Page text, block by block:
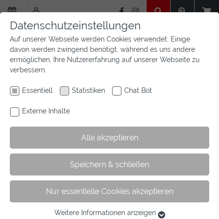
Zum
Hauptinhalt
springen
Sie
hier:
Startseite Aktuelles Newsfeed
Deutsche Jugendmeisterschaften
Vielseitigkeit
Datenschutzeinstellungen
Auf unserer Webseite werden Cookies verwendet. Einige
davon werden zwingend benötigt, während es uns andere
ermöglichen, Ihre Nutzererfahrung auf unserer Webseite zu
verbessern.
Essentiell Statistiken Chat Bot
Externe Inhalte
Alle akzeptieren
Speichern & schließen
Nur essentielle Cookies akzeptieren
Weitere Informationen anzeigen